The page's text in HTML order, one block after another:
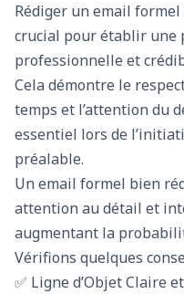
Rédiger un email
crucial pour établir une
professionnelle et
Cela démontre le
temps et l’attention du
essentiel lors de
préalable.
Un email formel bien
attention au détail et
augmentant la
Vérifions quelques
✅ Ligne d’Objet Claire